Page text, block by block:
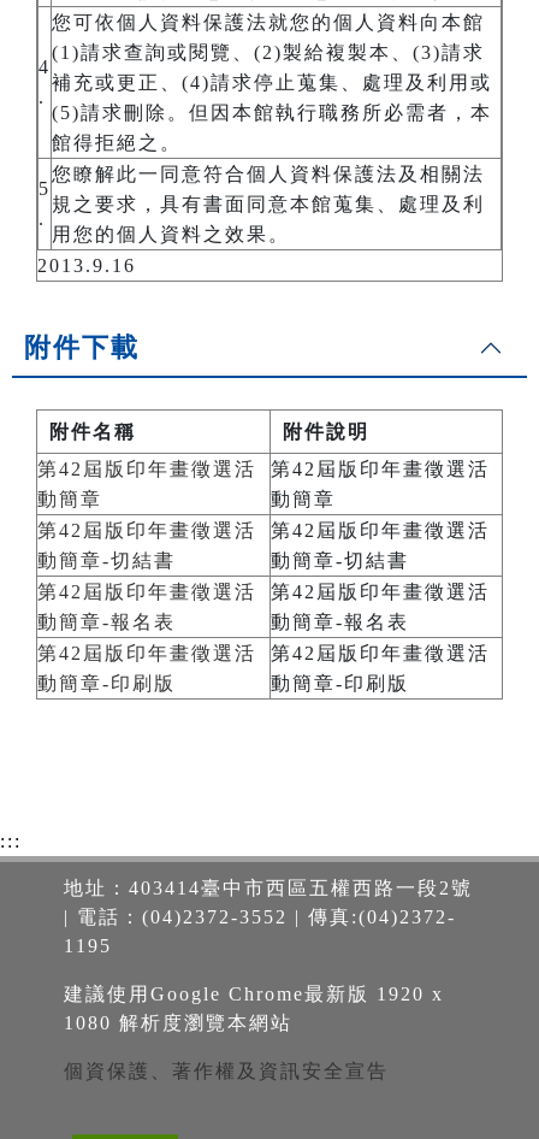
4
.
您可依個人資料保護法就您的個人資料向本館
(1)請求查詢或閱覽、(2)製給複製本、(3)請求
補充或更正、(4)請求停止蒐集、處理及利用或
(5)請求刪除。但因本館執行職務所必需者，本
館得拒絕之。
5
.
您瞭解此一同意符合個人資料保護法及相關法
規之要求，具有書面同意本館蒐集、處理及利
用您的個人資料之效果。
2013.9.16
附件下載
附件名稱
附件說明
第42屆版印年畫徵選活
動簡章
第42屆版印年畫徵選活
動簡章
第42屆版印年畫徵選活
動簡章-切結書
第42屆版印年畫徵選活
動簡章-切結書
第42屆版印年畫徵選活
動簡章-報名表
第42屆版印年畫徵選活
動簡章-報名表
第42屆版印年畫徵選活
動簡章-印刷版
第42屆版印年畫徵選活
動簡章-印刷版
:::
地址：403414臺中市西區五權西路一段2號
| 電話：(04)2372-3552 | 傳真:(04)2372-
1195
建議使用Google Chrome最新版 1920 x
1080 解析度瀏覽本網站
個資保護、著作權及資訊安全宣告